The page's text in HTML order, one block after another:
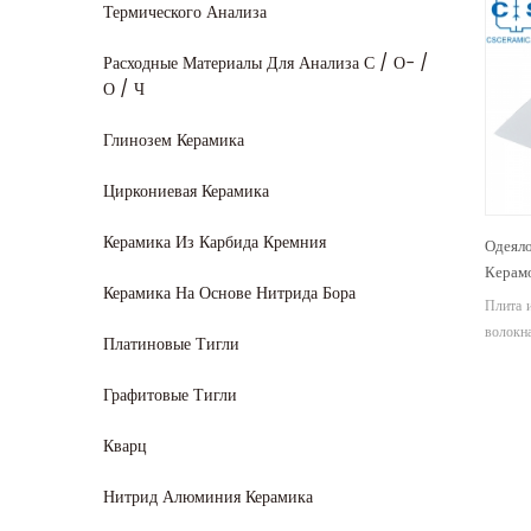
Термического Анализа
Расходные Материалы Для Анализа С / О- /
О / Ч
Глинозем Керамика
Циркониевая Керамика
Керамика Из Карбида Кремния
Керамика На Основе Нитрида Бора
Платиновые Тигли
Графитовые Тигли
Кварц
Нитрид Алюминия Керамика
Плита